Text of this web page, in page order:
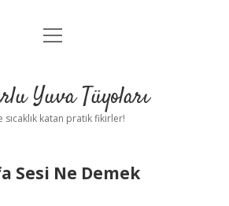
Anasayfa
Yasal Uyarı
menüyü
Yuva Tüyoları
sıcaklık katan pratik fikirler!
Sesi Ne Demek